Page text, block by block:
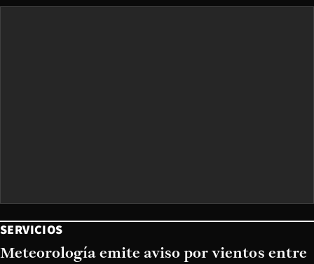
SERVICIOS
Meteorología emite aviso por vientos entre